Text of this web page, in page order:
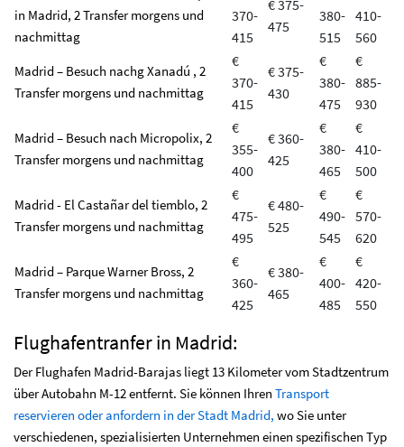
in Madrid, 2 Transfer morgens und
nachmittag
370-
415
€ 375-
475
380-
515
410-
560
Madrid – Besuch nachg Xanadú , 2
Transfer morgens und nachmittag
€
370-
415
€ 375-
430
€
380-
475
€
885-
930
Madrid – Besuch nach Micropolix, 2
Transfer morgens und nachmittag
€
355-
400
€ 360-
425
€
380-
465
€
410-
500
Madrid - El Castañar del tiemblo, 2
Transfer morgens und nachmittag
€
475-
495
€ 480-
525
€
490-
545
€
570-
620
Madrid – Parque Warner Bross, 2
Transfer morgens und nachmittag
€
360-
425
€ 380-
465
€
400-
485
€
420-
550
Flughafentranfer in Madrid:
Der Flughafen Madrid-Barajas liegt 13 Kilometer vom Stadtzentrum
über Autobahn M-12 entfernt. Sie können Ihren Transport
reservieren oder anfordern in der Stadt Madrid, wo Sie unter
verschiedenen, spezialisierten Unternehmen einen spezifischen Typ